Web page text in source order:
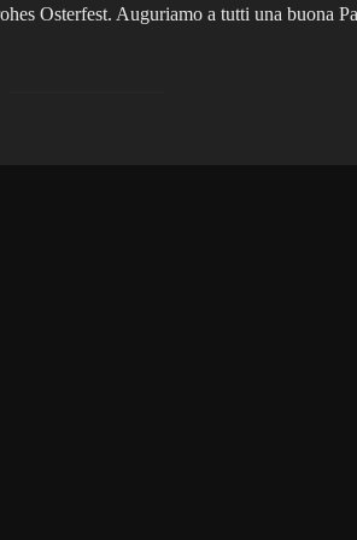
Osterfest. Auguriamo a tutti una buona